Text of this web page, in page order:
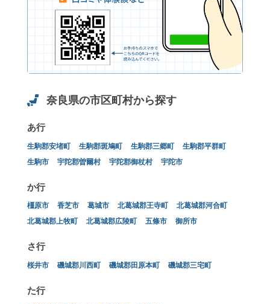
奈良県の市区町村から探す
あ行
生駒郡安堵町 生駒郡斑鳩町 生駒郡三郷町
生駒郡平群町
生駒市
宇陀郡曽爾村 宇陀郡御杖村 宇陀市
か行
橿原市 香芝市 葛城市 北葛城郡王寺町
北葛城郡河合町
北葛城郡上牧町
北葛城郡広陵町 五條市 御所市
さ行
桜井市 磯城郡川西町 磯城郡田原本町 磯城郡三宅町
た行